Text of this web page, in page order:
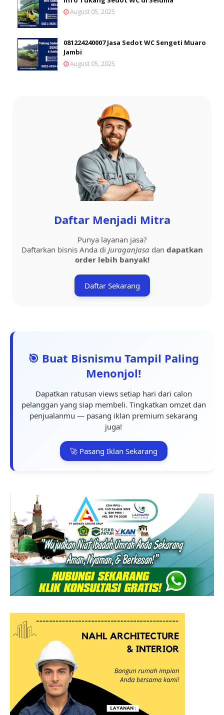
August 05, 2025
081224240007 Jasa Sedot WC Sengeti Muaro
Jambi
August 05, 2025
Daftar Menjadi Mitra
Punya layanan jasa?
Daftarkan bisnis Anda di JuraganJasadan dapatkan
order lebih banyak!
Daftar Sekarang
🎯 Buat Bisnismu Tampil Paling
Menonjol!
Dapatkan ratusan views setiap hari dari calon
pelanggan yang siap membeli. Tingkatkan omzet dan
penjualanmu — pasang iklan premium sekarang
juga!
🚀 Pasang Iklan Sekarang